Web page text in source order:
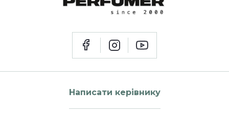
Написати керівнику